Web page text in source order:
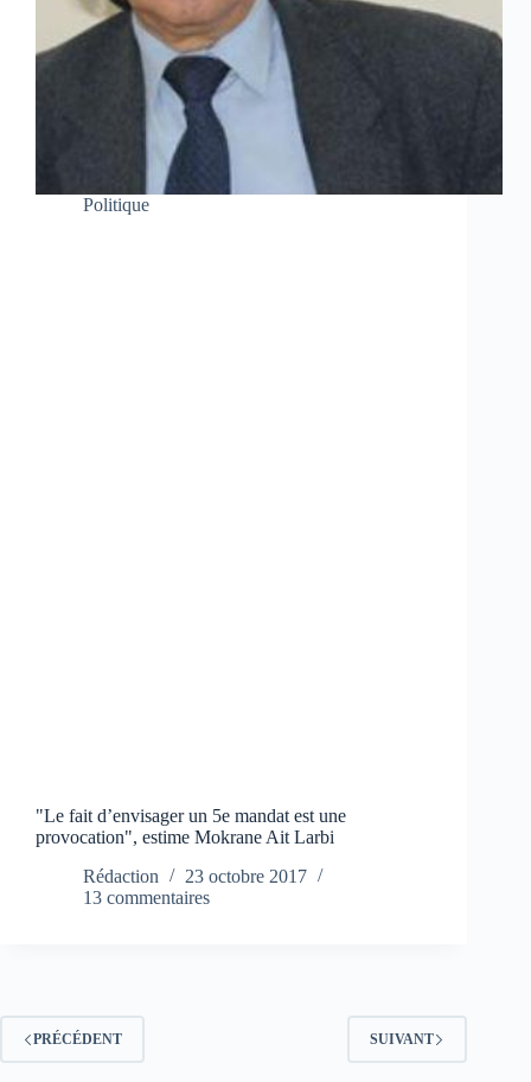
Politique
"Le fait d’envisager un 5e mandat est une
provocation", estime Mokrane Ait Larbi
Rédaction
23 octobre 2017
13 commentaires
PRÉCÉDENT SUIVANT